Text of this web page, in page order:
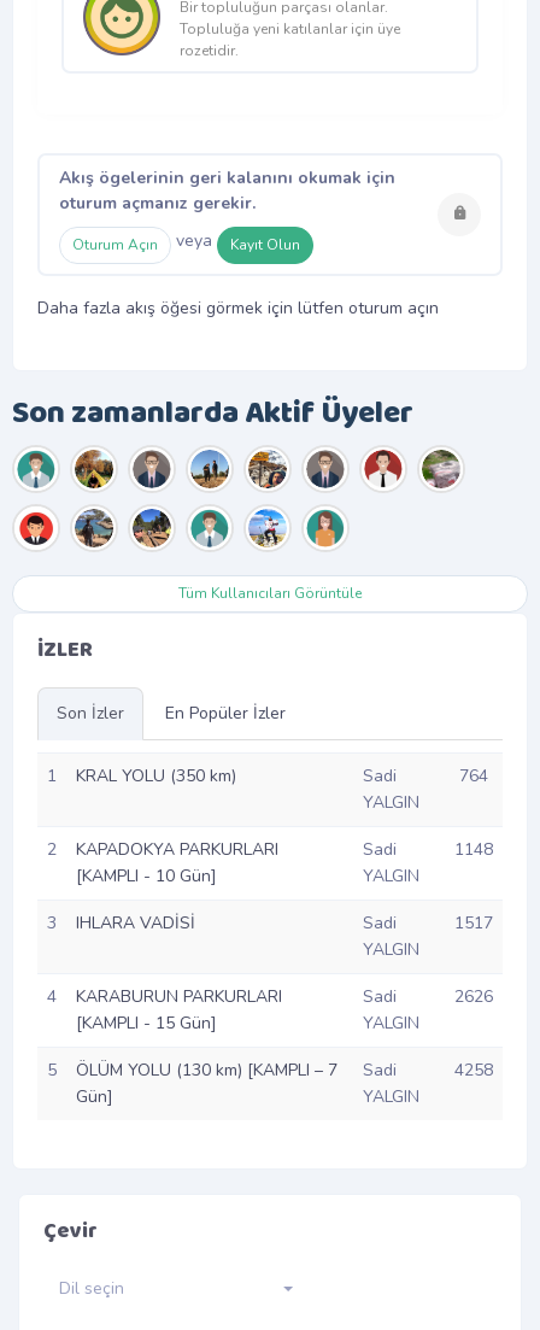
Bir topluluğun parçası olanlar.
Topluluğa yeni katılanlar için üye
rozetidir.
Akış ögelerinin geri kalanını okumak için
oturum açmanız gerekir.
Oturum Açın veya Kayıt Olun
Daha fazla akış öğesi görmek için lütfen oturum açın
Son zamanlarda Aktif Üyeler
Tüm Kullanıcıları Görüntüle
İZLER
Son İzler En Popüler İzler
1 KRAL YOLU (350 km)
Sadi
YALGIN
764
2
KAPADOKYA PARKURLARI
[KAMPLI - 10 Gün]
Sadi
YALGIN
1148
3 IHLARA VADİSİ
Sadi
YALGIN
1517
4
KARABURUN PARKURLARI
[KAMPLI - 15 Gün]
Sadi
YALGIN
2626
5
ÖLÜM YOLU (130 km) [KAMPLI – 7
Gün]
Sadi
YALGIN
4258
Çevir
Dil seçin